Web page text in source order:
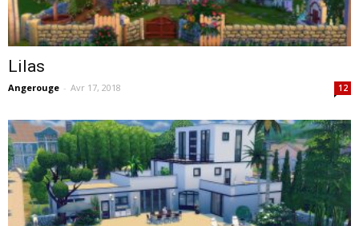
Lilas
Angerouge - Avr 17, 2018 12